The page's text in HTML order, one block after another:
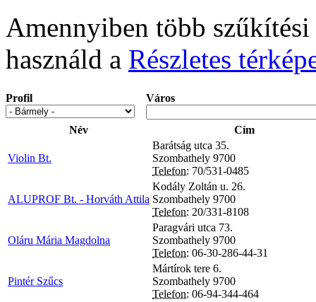
Amennyiben több
használd a Részletes
Profil Város
Név Cím
Violin Bt.
Barátság utca 35.
Szombathely 9700
Telefon: 70/531-0485
ALUPROF Bt. - Horváth Attila
Kodály Zoltán u. 26.
Szombathely 9700
Telefon: 20/331-8108
Oláru Mária Magdolna
Paragvári utca 73.
Szombathely 9700
Telefon: 06-30-286-44-31
Pintér Szűcs
Mártírok tere 6.
Szombathely 9700
Telefon: 06-94-344-464